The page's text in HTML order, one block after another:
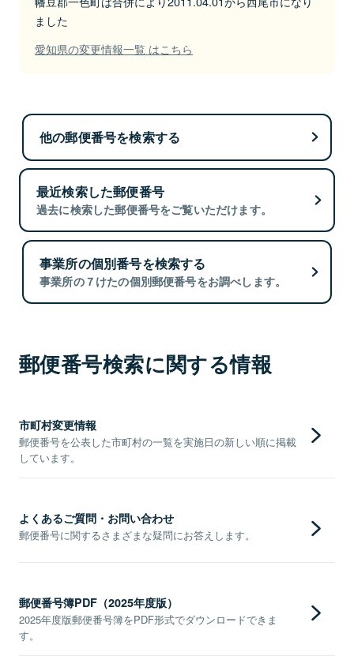
ました
愛知県の変更情報一覧 はこちら
他の郵便番号を検索する
最近検索した郵便番号
過去に検索した郵便番号をご覧いただけます。
事業所の個別番号を検索する
事業所の７けたの個別郵便番号をお調べします。
郵便番号検索に関する情報
市町村変更情報
郵便番号を公表した市町村の一覧を実施日の新しい順に掲載
しています。
よくあるご質問・お問い合わせ
郵便番号に関するさまざまな疑問にお答えします。
郵便番号簿PDF（2025年度版）
2025年度版郵便番号簿をPDF形式でダウンロードできま
す。